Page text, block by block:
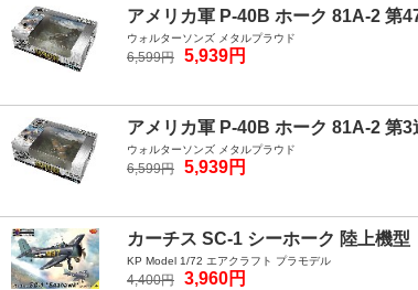
アメリカ軍 P-40B ホーク 81A-2 第
ウォルターソンズ メタルプラウド
6,599円 5,939円
アメリカ軍 P-40B ホーク 81A-2 第
ウォルターソンズ メタルプラウド
6,599円 5,939円
カーチス SC-1 シーホーク 陸上機型
KP Model 1/72 エアクラフト プラモデル
4,400円 3,960円